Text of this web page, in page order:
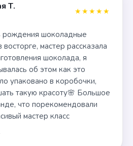
Т. ★★★★★
рождения шоколадные
мастер рассказала
шоколада, я
об этом как это
упаковано в коробочки,
такую красоту🌸 Большое
что порекомендовали
мастер класс